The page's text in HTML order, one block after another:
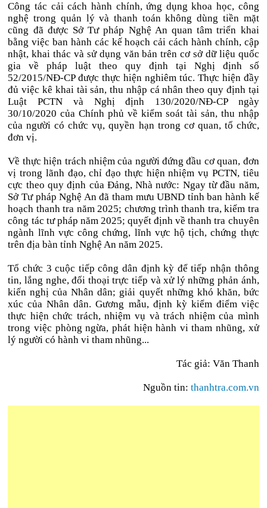
Công tác cải cách hành chính, ứng dụng khoa học, công
nghệ trong quản lý và thanh toán không dùng tiền mặt
cũng đã được Sở Tư pháp Nghệ An quan tâm triển khai
bằng việc ban hành các kế hoạch cải cách hành chính, cập
nhật, khai thác và sử dụng văn bản trên cơ sở dữ liệu quốc
gia về pháp luật theo quy định tại Nghị định số
52/2015/NĐ-CP được thực hiện nghiêm túc. Thực hiện đầy
đủ việc kê khai tài sản, thu nhập cá nhân theo quy định tại
Luật PCTN và Nghị định 130/2020/NĐ-CP ngày
30/10/2020 của Chính phủ về kiểm soát tài sản, thu nhập
của người có chức vụ, quyền hạn trong cơ quan, tổ chức,
đơn vị.
Về thực hiện trách nhiệm của người đứng đầu cơ quan, đơn
vị trong lãnh đạo, chỉ đạo thực hiện nhiệm vụ PCTN, tiêu
cực theo quy định của Đảng, Nhà nước: Ngay từ đầu năm,
Sở Tư pháp Nghệ An đã tham mưu UBND tỉnh ban hành kế
hoạch thanh tra năm 2025; chương trình thanh tra, kiểm tra
công tác tư pháp năm 2025; quyết định về thanh tra chuyên
ngành lĩnh vực công chứng, lĩnh vực hộ tịch, chứng thực
trên địa bàn tỉnh Nghệ An năm 2025.
Tổ chức 3 cuộc tiếp công dân định kỳ để tiếp nhận thông
tin, lắng nghe, đối thoại trực tiếp và xử lý những phản ánh,
kiến nghị của Nhân dân; giải quyết những khó khăn, bức
xúc của Nhân dân. Gương mẫu, định kỳ kiểm điểm việc
thực hiện chức trách, nhiệm vụ và trách nhiệm của mình
trong việc phòng ngừa, phát hiện hành vi tham nhũng, xử
lý người có hành vi tham nhũng...
Tác giả: Văn Thanh
Nguồn tin: thanhtra.com.vn